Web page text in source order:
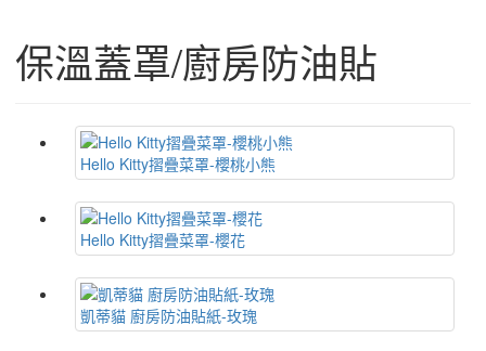
保溫蓋罩/廚房防油貼
Hello Kitty摺疊菜罩-櫻桃小熊
Hello Kitty摺疊菜罩-櫻花
凱蒂貓 廚房防油貼紙-玫瑰